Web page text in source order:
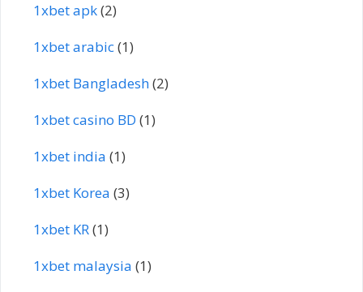
1xbet apk(2)
1xbet arabic(1)
1xbet Bangladesh(2)
1xbet casino BD (1)
1xbet india (1)
1xbet Korea (3)
1xbet KR(1)
1xbet malaysia (1)